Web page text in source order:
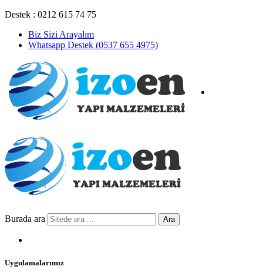
Destek : 0212 615 74 75
Biz Sizi Arayalım
Whatsapp Destek (0537 655 4975)
Burada ara Ara
Uygulamalarımız